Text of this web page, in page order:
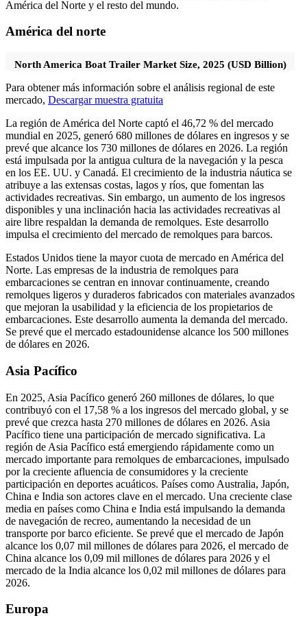
América del Norte y el resto del mundo.
América del norte
North America Boat Trailer Market Size, 2025 (USD Billion)
Para obtener más información sobre el análisis regional de este
mercado, Descargar muestra gratuita
La región de América del Norte captó el 46,72 % del mercado
mundial en 2025, generó 680 millones de dólares en ingresos y se
prevé que alcance los 730 millones de dólares en 2026. La región
está impulsada por la antigua cultura de la navegación y la pesca
en los EE. UU. y Canadá. El crecimiento de la industria náutica se
atribuye a las extensas costas, lagos y ríos, que fomentan las
actividades recreativas. Sin embargo, un aumento de los ingresos
disponibles y una inclinación hacia las actividades recreativas al
aire libre respaldan la demanda de remolques. Este desarrollo
impulsa el crecimiento del mercado de remolques para barcos.
Estados Unidos tiene la mayor cuota de mercado en América del
Norte. Las empresas de la industria de remolques para
embarcaciones se centran en innovar continuamente, creando
remolques ligeros y duraderos fabricados con materiales avanzados
que mejoran la usabilidad y la eficiencia de los propietarios de
embarcaciones. Este desarrollo aumenta la demanda del mercado.
Se prevé que el mercado estadounidense alcance los 500 millones
de dólares en 2026.
Asia Pacífico
En 2025, Asia Pacífico generó 260 millones de dólares, lo que
contribuyó con el 17,58 % a los ingresos del mercado global, y se
prevé que crezca hasta 270 millones de dólares en 2026. Asia
Pacífico tiene una participación de mercado significativa. La
región de Asia Pacífico está emergiendo rápidamente como un
mercado importante para remolques de embarcaciones, impulsado
por la creciente afluencia de consumidores y la creciente
participación en deportes acuáticos. Países como Australia, Japón,
China e India son actores clave en el mercado. Una creciente clase
media en países como China e India está impulsando la demanda
de navegación de recreo, aumentando la necesidad de un
transporte por barco eficiente. Se prevé que el mercado de Japón
alcance los 0,07 mil millones de dólares para 2026, el mercado de
China alcance los 0,09 mil millones de dólares para 2026 y el
mercado de la India alcance los 0,02 mil millones de dólares para
2026.
Europa